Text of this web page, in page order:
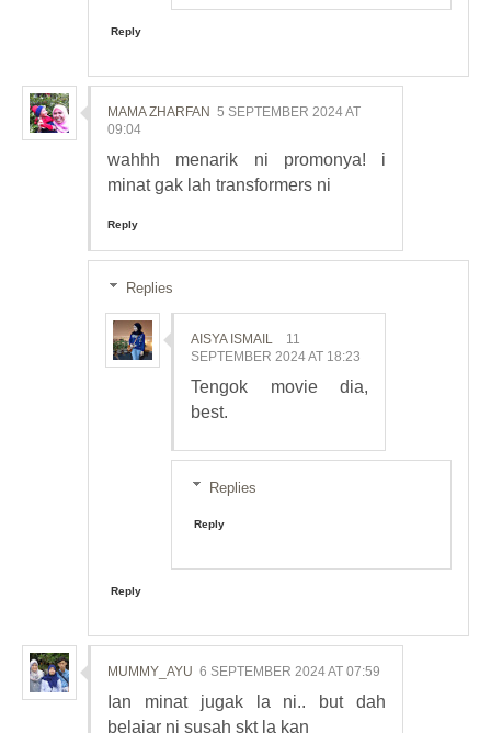
Reply
MAMA ZHARFAN 5 SEPTEMBER 2024 AT
09:04
wahhh menarik ni promonya! i
minat gak lah transformers ni
Reply
Replies
AISYA ISMAIL
11
SEPTEMBER 2024 AT 18:23
Tengok movie dia,
best.
Replies
Reply
Reply
MUMMY_AYU 6 SEPTEMBER 2024 AT 07:59
Ian minat jugak la ni.. but dah
belajar ni susah skt la kan